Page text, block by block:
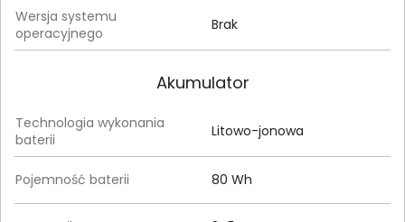
Wersja systemu
operacyjnego
Brak
Akumulator
Technologia wykonania
baterii
Litowo-jonowa
Pojemność baterii 80 Wh